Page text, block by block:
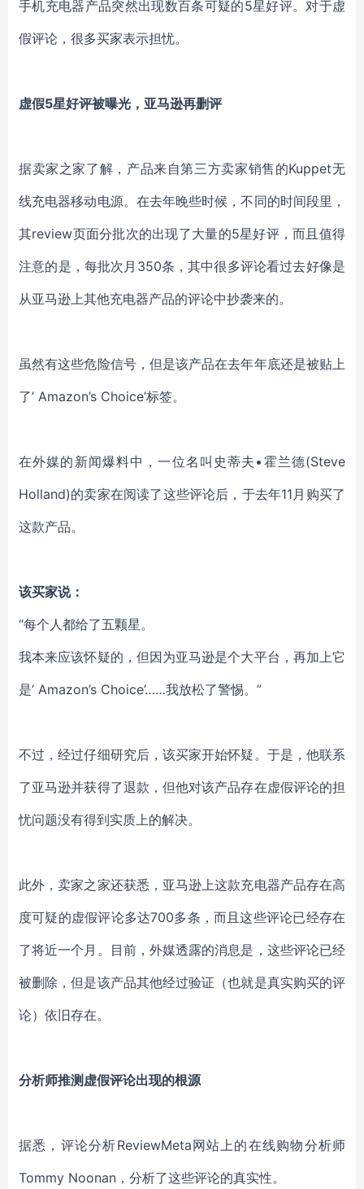
手机充电器产品突然出现数百条可疑的5星好评。对于虚
假评论，很多买家表示担忧。
虚假5星好评被曝光，亚马逊再删评
据卖家之家了解，产品来自第三方卖家销售的Kuppet无
线充电器移动电源。在去年晚些时候，不同的时间段里，
其review页面分批次的出现了大量的5星好评，而且值得
注意的是，每批次月350条，其中很多评论看过去好像是
从亚马逊上其他充电器产品的评论中抄袭来的。
虽然有这些危险信号，但是该产品在去年年底还是被贴上
了’ Amazon’s Choice’标签。
在外媒的新闻爆料中，一位名叫史蒂夫•霍兰德(Steve
Holland)的卖家在阅读了这些评论后，于去年11月购买了
这款产品。
该买家说：
“每个人都给了五颗星。
我本来应该怀疑的，但因为亚马逊是个大平台，再加上它
是’ Amazon’s Choice’……我放松了警惕。”
不过，经过仔细研究后，该买家开始怀疑。于是，他联系
了亚马逊并获得了退款，但他对该产品存在虚假评论的担
忧问题没有得到实质上的解决。
此外，卖家之家还获悉，亚马逊上这款充电器产品存在高
度可疑的虚假评论多达700多条，而且这些评论已经存在
了将近一个月。目前，外媒透露的消息是，这些评论已经
被删除，但是该产品其他经过验证（也就是真实购买的评
论）依旧存在。
分析师推测虚假评论出现的根源
据悉，评论分析ReviewMeta网站上的在线购物分析师
Tommy Noonan，分析了这些评论的真实性。